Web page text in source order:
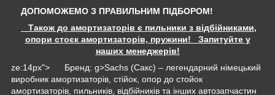
ДОПОМОЖЕМО З ПРАВИЛЬНИМ ПІДБОРОМ!
Також до амортизаторів є пильники з відбійниками,
опори стоєк амортизаторів, пружини! Запитуйте у
наших менеджерів!
ze:14px"> Бренд: g>Sachs (Сакс) – легендарний німецький
виробник амортизаторів, стійок, опор до стойок
амортизаторів, пильників, відбійників та інших автозапчастин